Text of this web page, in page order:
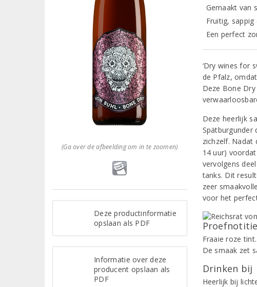
(Ga over de afbeelding om in te zoomen)
Deze productinformatie
opslaan als PDF
Informatie over deze
producent opslaan als
PDF
Gemaakt van
Fruitig, sappig
Een perfect
‘Dry wines for
de Pfalz,
Deze Bone
Deze heerlijk
zichzelf. Nadat
14 uur)
vervolgens
tanks. Dit
zeer
voor het
Proefnotitie
Fraaie roze
De smaak zet
Drinken bij
Heerlijk bij